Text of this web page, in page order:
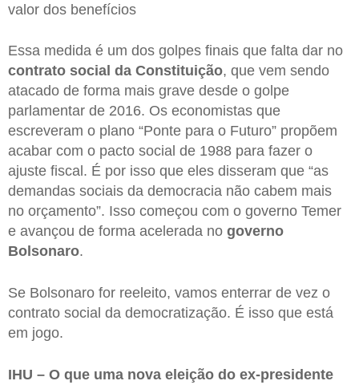
valor dos benefícios
Essa medida é um dos golpes finais que falta dar no
contrato social da Constituição, que vem sendo
atacado de forma mais grave desde o golpe
parlamentar de 2016. Os economistas que
escreveram o plano “Ponte para o Futuro” propõem
acabar com o pacto social de 1988 para fazer o
ajuste fiscal. É por isso que eles disseram que “as
demandas sociais da democracia não cabem mais
no orçamento”. Isso começou com o governo Temer
e avançou de forma acelerada no governo
Bolsonaro.
Se Bolsonaro for reeleito, vamos enterrar de vez o
contrato social da democratização. É isso que está
em jogo.
IHU – O que uma nova eleição do ex-presidente